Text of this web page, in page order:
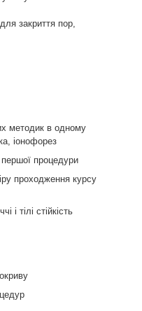
закриття пор,
методик в одному
іонофорез
процедури
проходження курсу
і тілі стійкість